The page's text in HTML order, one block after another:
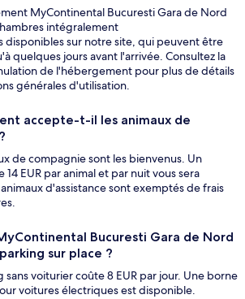
MyContinental Bucuresti Gara de Nord
intégralement
disponibles sur notre site, qui peuvent être
quelques jours avant l'arrivée. Consultez la
de l'hébergement pour plus de détails
générales d'utilisation.
accepte-t-il les animaux de
de compagnie sont les bienvenus. Un
EUR par animal et par nuit vous sera
d'assistance sont exemptés de frais
Bucuresti Gara de Nord
sur place ?
sans voiturier coûte 8 EUR par jour. Une borne
voitures électriques est disponible.